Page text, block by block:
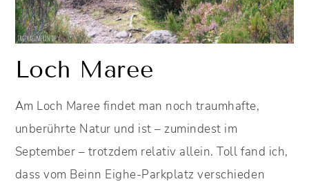
Loch Maree
Am Loch Maree findet man noch traumhafte,
unberührte Natur und ist – zumindest im
September – trotzdem relativ allein. Toll fand ich,
dass vom Beinn Eighe-Parkplatz verschieden